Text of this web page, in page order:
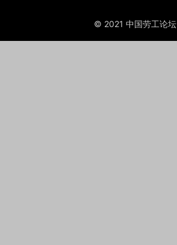
© 2021 中国劳工论坛